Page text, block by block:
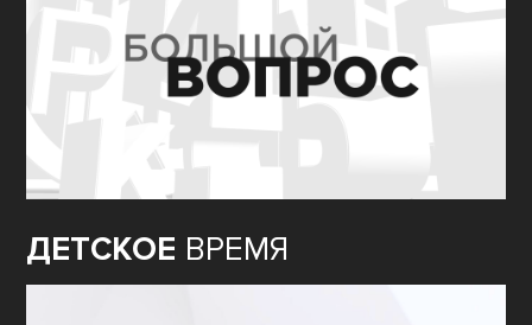
ДЕТСКОЕ ВРЕМЯ